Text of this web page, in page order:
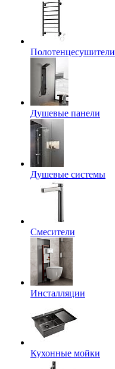
Полотенцесушители
Душевые панели
Душевые системы
Смесители
Инсталляции
Кухонные мойки